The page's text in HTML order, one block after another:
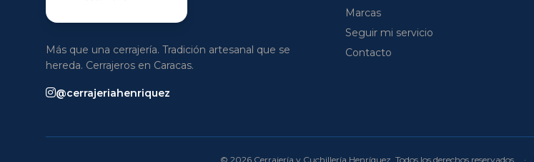
Más que una cerrajería. Tradición artesanal que se
hereda. Cerrajeros en Caracas.
@cerrajeriahenriquez
Marcas
Seguir mi servicio
Contacto
© 2026 Cerrajería y Cuchillería Henríquez. Todos los derechos reservados. ·